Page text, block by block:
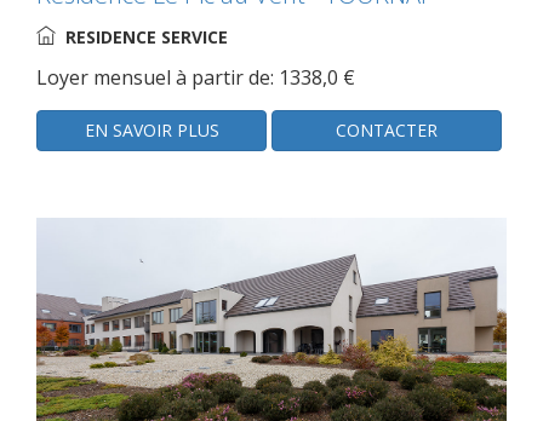
RESIDENCE SERVICE
Loyer mensuel à partir de: 1338,0 €
EN SAVOIR PLUS CONTACTER